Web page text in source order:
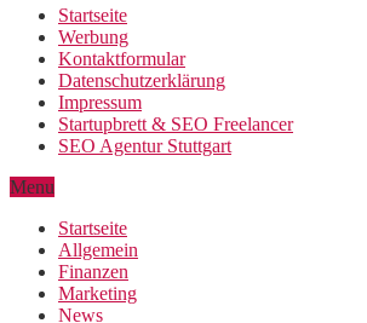
Startseite
Werbung
Kontaktformular
Datenschutzerklärung
Impressum
Startupbrett & SEO Freelancer
SEO Agentur Stuttgart
Menu
Startseite
Allgemein
Finanzen
Marketing
News